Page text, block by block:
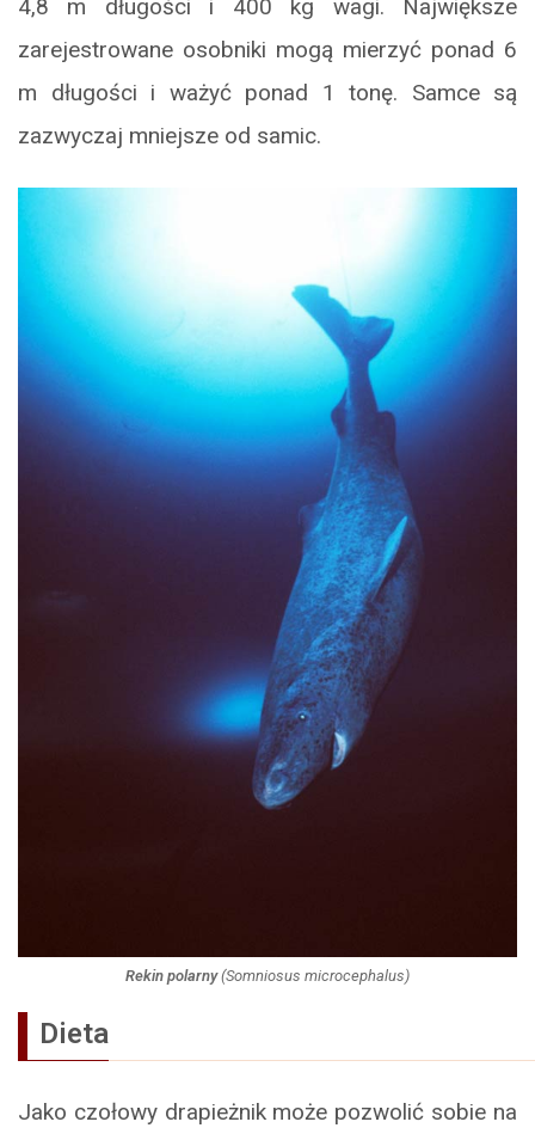
4,8 m długości i 400 kg wagi. Największe
zarejestrowane osobniki mogą mierzyć ponad 6
m długości i ważyć ponad 1 tonę. Samce są
zazwyczaj mniejsze od samic.
Rekin polarny(Somniosus microcephalus)
Dieta
Jako czołowy drapieżnik może pozwolić sobie na